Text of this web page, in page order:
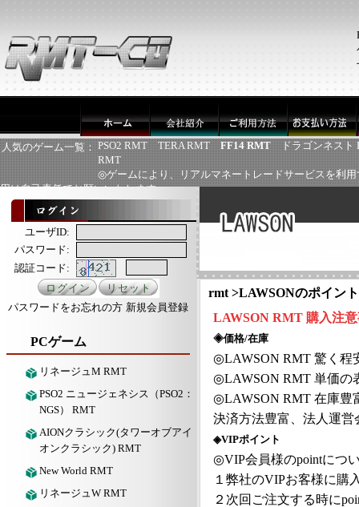
人気のゲーム一覧： PSO2 RMT TERA RMT FF14 RMT
ドラゴンネスト
RMT
◎ゲームにより、リアルマネートレードサービスを利
用は自己責任でお願いいたします
ユーザID:
パスワード:
認証コード:
パスワードをお忘れの方 新規会員登録
PCゲーム
リネージュM RMT
PSO2 ニュージェネシス（PSO2：
NGS） RMT
AIONクラシック(タワーオブアイ
オンクラシック) RMT
New World RMT
リネージュW RMT
rmt >LAWSONのポイント
LAWSON RMT 購入注
◈価格/在庫
◎LAWSON RMT 驚く程
◎LAWSON RMT 単価の
◎LAWSON RMT 在庫豊
決済方法豊富、法人運
◈VIPポイント
◎VIP会員様のpointにつ
１弊社のVIPお客様に購
２次回ご注文する時に